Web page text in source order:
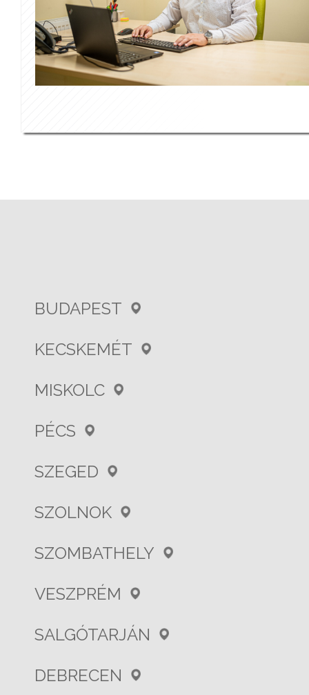
BUDAPEST
KECSKEMÉT
MISKOLC
PÉCS
SZEGED
SZOLNOK
SZOMBATHELY
VESZPRÉM
SALGÓTARJÁN
DEBRECEN